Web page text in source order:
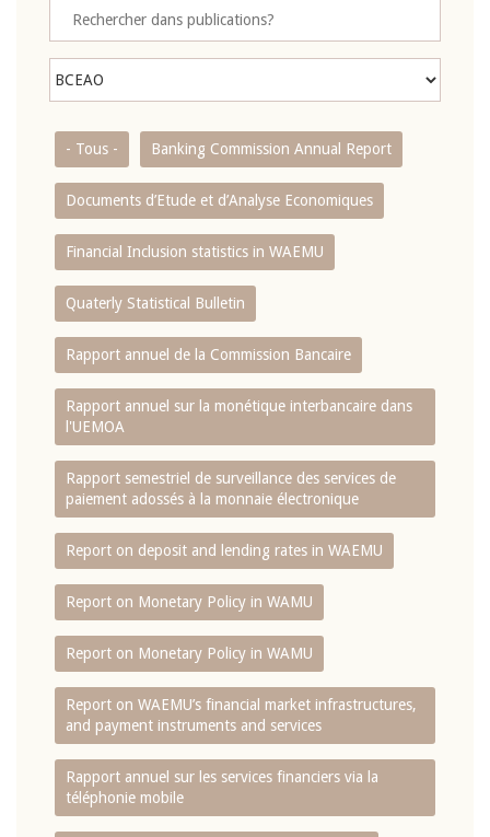
- Tous - Banking Commission Annual Report
Documents d’Etude et d’Analyse Economiques
Financial Inclusion statistics in WAEMU
Quaterly Statistical Bulletin
Rapport annuel de la Commission Bancaire
Rapport annuel sur la monétique interbancaire dans
l'UEMOA
Rapport semestriel de surveillance des services de
paiement adossés à la monnaie électronique
Report on deposit and lending rates in WAEMU
Report on Monetary Policy in WAMU
Report on Monetary Policy in WAMU
Report on WAEMU’s financial market infrastructures,
and payment instruments and services
Rapport annuel sur les services financiers via la
téléphonie mobile